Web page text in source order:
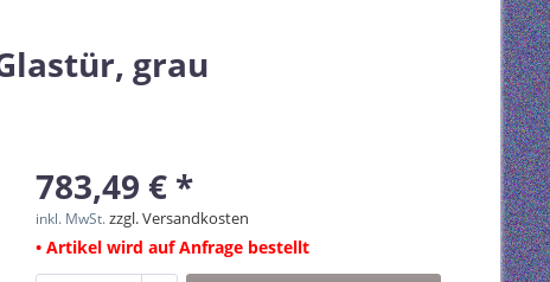
grau
783,49 € *
inkl. MwSt.zzgl. Versandkosten
• Artikel wird auf Anfrage bestellt